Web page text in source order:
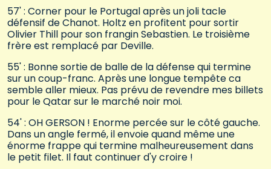
57' : Corner pour le Portugal après un joli tacle
défensif de Chanot. Holtz en profitent pour sortir
Olivier Thill pour son frangin Sebastien. Le troisième
frère est remplacé par Deville.
55' : Bonne sortie de balle de la défense qui termine
sur un coup-franc. Après une longue tempête ca
semble aller mieux. Pas prévu de revendre mes billets
pour le Qatar sur le marché noir moi.
54' : OH GERSON ! Enorme percée sur le côté gauche.
Dans un angle fermé, il envoie quand même une
énorme frappe qui termine malheureusement dans
le petit filet. Il faut continuer d'y croire !